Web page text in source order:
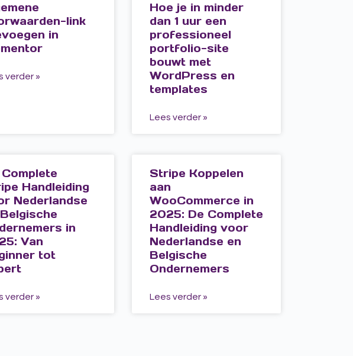
link
in
verder »
Hoe je in minder
dan 1 uur een
professioneel
portfolio-site
bouwt met
WordPress en
templates
Lees verder »
Handleiding
Nederlandse
in
Van
tot
verder »
Stripe Koppelen
aan
WooCommerce in
2025: De Complete
Handleiding voor
Nederlandse en
Belgische
Ondernemers
Lees verder »